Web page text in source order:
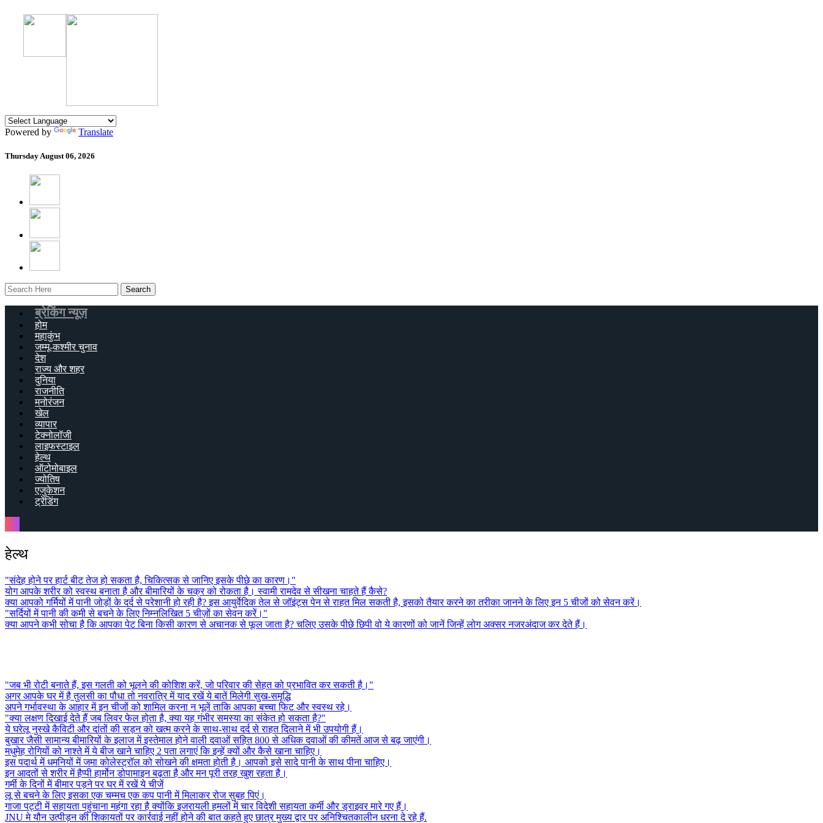
Powered by Translate
ThursdayAugust 06, 2026
ब्रेकिंग न्यूज़
होम
महाकुंभ
जम्मू-कश्मीर चुनाव
देश
राज्य और शहर
दुनिया
राजनीति
मनोरंजन
खेल
व्यापार
टेक्नोलॉजी
लाइफस्टाइल
हेल्थ
ऑटोमोबाइल
ज्योतिष
एजुकेशन
ट्रेंडिंग
हेल्थ
"संदेह होने पर हार्ट बीट तेज हो सकता है, चिकित्सक से जानिए इसके पीछे का कारण।"
योग आपके शरीर को स्वस्थ बनाता है और बीमारियों के चक्र को रोकता है। स्वामी रामदेव से सीखना चाहते हैं कैसे?
क्या आपको गर्मियों में पानी जोड़ों के दर्द से परेशानी हो रही है? इस आयुर्वेदिक तेल से जॉइंट्स पेन से राहत मिल सकती है, इसको तैयार करने का तरीका जानने के लिए इन 5 चीजों को सेवन करें।
"सर्दियों में पानी की कमी से बचने के लिए निम्नलिखित 5 चीज़ों का सेवन करें।"
क्या आपने कभी सोचा है कि आपका पेट बिना किसी कारण से अचानक से फूल जाता है? चलिए उसके पीछे छिपी वो ये कारणों को जानें जिन्हें लोग अक्सर नजरअंदाज कर देते हैं।
"जब भी रोटी बनाते हैं, इस गलती को भूलने की कोशिश करें, जो परिवार की सेहत को प्रभावित कर सकती है।"
अगर आपके घर में है तुलसी का पौधा तो नवरात्रि में याद रखें ये बातें मिलेगी सुख-समृद्धि
अपने गर्भावस्था के आहार में इन चीजों को शामिल करना न भूलें ताकि आपका बच्चा फिट और स्वस्थ रहे।
"क्या लक्षण दिखाई देते हैं जब लिवर फेल होता है, क्या यह गंभीर समस्या का संकेत हो सकता है?"
ये घरेलू नुस्खे कैविटी और दांतों की सड़न को खत्म करने के साथ-साथ दर्द से राहत दिलाने में भी उपयोगी हैं।
बुखार जैसी सामान्य बीमारियों के इलाज में इस्तेमाल होने वाली दवाओं सहित 800 से अधिक दवाओं की कीमतें आज से बढ़ जाएंगी।
मधुमेह रोगियों को नाश्ते में ये बीज खाने चाहिए 2 पता लगाएं कि इन्हें क्यों और कैसे खाना चाहिए।
इस पदार्थ में धमनियों में जमा कोलेस्ट्रॉल को सोखने की क्षमता होती है। आपको इसे सादे पानी के साथ पीना चाहिए।
इन आदतों से शरीर में हैप्पी हार्मोन डोपामाइन बढ़ता है और मन पूरी तरह खुश रहता है।
गर्मी के दिनों में बीमार पड़ने पर घर में रखें ये चीजें
लू से बचने के लिए इसका एक चम्मच एक कप पानी में मिलाकर रोज सुबह पिएं।
गाजा पट्टी में सहायता पहुंचाना महंगा रहा है क्योंकि इजरायली हमलों में चार विदेशी सहायता कर्मी और ड्राइवर मारे गए हैं।
JNU मे यौन उत्पीड़न की शिकायतों पर कार्रवाई नहीं होने की बात कहते हुए छात्र मुख्य द्वार पर अनिश्चितकालीन धरना दे रहे हैं.